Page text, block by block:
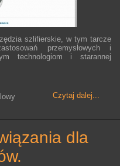
szlifierskie, w tym tarcze
przemysłowych i
technologiom i starannej
Czytaj dalej...